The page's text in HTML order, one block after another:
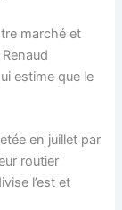
marché et
estime que le
en juillet par
routier
l’est et